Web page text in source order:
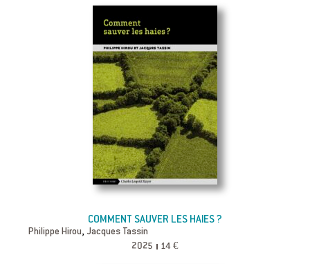
COMMENT SAUVER LES HAIES ?
Philippe Hirou, Jacques Tassin
2025 14 €